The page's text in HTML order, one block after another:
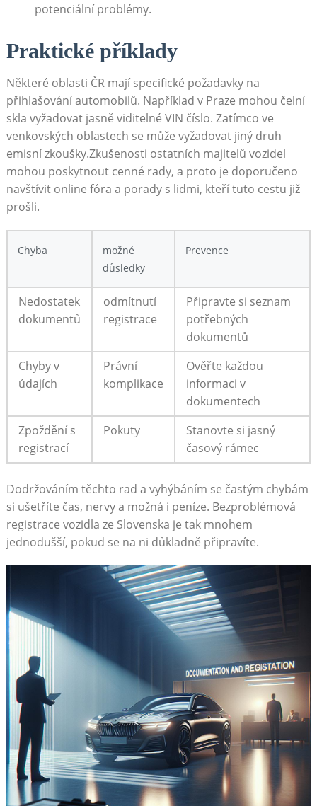
potenciální problémy.
Praktické příklady
Některé oblasti ČR mají ⁢specifické požadavky na
přihlašování automobilů. Například ‍v Praze mohou ⁣čelní
skla vyžadovat jasně viditelné VIN číslo. Zatímco ⁣ve
venkovských oblastech se může vyžadovat jiný⁢ druh
emisní ‌zkoušky.Zkušenosti ostatních majitelů ⁢vozidel
mohou poskytnout cenné rady, a proto ‌je doporučeno
navštívit online ​fóra a porady‍ s lidmi, kteří tuto‌ cestu ​již
prošli.
Chyba
možné‍
důsledky
Prevence
Nedostatek
‌dokumentů
odmítnutí
registrace
Připravte ‍si⁢ seznam
potřebných​
dokumentů
Chyby v
údajích
Právní
komplikace
Ověřte ⁣každou
informaci v
dokumentech
Zpoždění ⁣s​
registrací
Pokuty
Stanovte si ⁣jasný
časový rámec
Dodržováním těchto rad a⁣ vyhýbáním se ⁤častým ⁣chybám
si ušetříte čas, nervy a možná ‌i‍ peníze. Bezproblémová⁤
registrace‍ vozidla ze Slovenska je⁢ tak ‍mnohem
⁣jednodušší, ⁤pokud se na ni důkladně ⁤připravíte.